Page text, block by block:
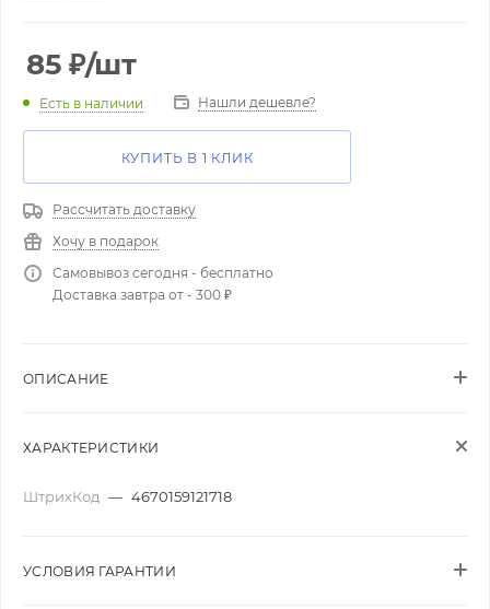
85 ₽/шт
Есть в наличии Нашли дешевле?
КУПИТЬ В 1 КЛИК
Рассчитать доставку
Хочу в подарок
Самовывоз сегодня - бесплатно
Доставка завтра от - 300 ₽
ОПИСАНИЕ
ХАРАКТЕРИСТИКИ
ШтрихКод — 4670159121718
УСЛОВИЯ ГАРАНТИИ